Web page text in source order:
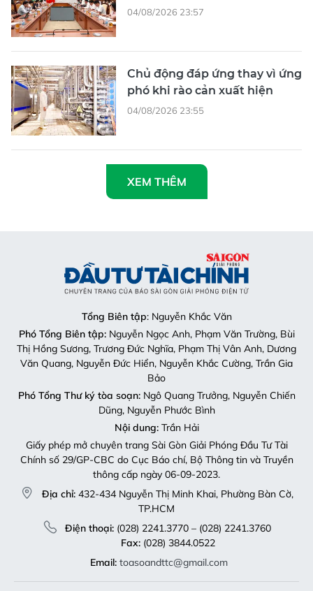
04/08/2026 23:57
Chủ động đáp ứng thay vì ứng
phó khi rào cản xuất hiện
04/08/2026 23:55
XEM THÊM
Tổng Biên tập: Nguyễn Khắc Văn
Phó Tổng Biên tập:Nguyễn Ngọc Anh, Phạm Văn Trường, Bùi
Thị Hồng Sương, Trương Đức Nghĩa, Phạm Thị Vân Anh, Dương
Văn Quang, Nguyễn Đức Hiển, Nguyễn Khắc Cường, Trần Gia
Bảo
Phó Tổng Thư ký tòa soạn:Ngô Quang Trưởng, Nguyễn Chiến
Dũng, Nguyễn Phước Bình
Nội dung:Trần Hải
Giấy phép mở chuyên trang Sài Gòn Giải Phóng Đầu Tư Tài
Chính số 29/GP-CBC do Cục Báo chí, Bộ Thông tin và Truyền
thông cấp ngày 06-09-2023.
Địa chỉ: 432-434 Nguyễn Thị Minh Khai, Phường Bàn Cờ,
TP.HCM
Điện thoại:(028) 2241.3770 – (028) 2241.3760
Fax:(028) 3844.0522
Email: toasoandttc@gmail.com